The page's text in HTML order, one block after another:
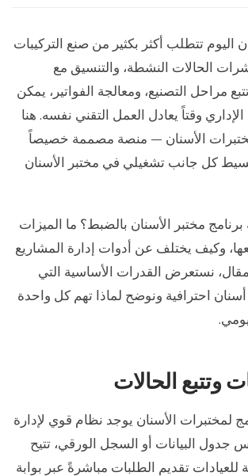
اليوم تتطلب أكثر بكثير من صنع التركيبات
الحالات النشطة، والتنسيق مع
مراحل التصنيع، ومعالجة الفواتير، يمكن
وقتاً يعادل العمل التقني نفسه. هنا
الأسنان — منصة مصممة خصيصاً
كل جانب تشغيلي في مختبر الأسنان
مختبر الأسنان بالضبط؟ ما الميزات
وكيف يختلف عن أدوات إدارة المشاريع
نستعرض القدرات الأساسية التي
احترافية ونوضح لماذا تهم كل واحدة
وتتبع الحالات
لمختبرات الأسنان يوجد نظام قوي لإدارة
جدول البيانات أو السجل الورقي، تتيح
تقديم الطلبات مباشرةً عبر بوابة